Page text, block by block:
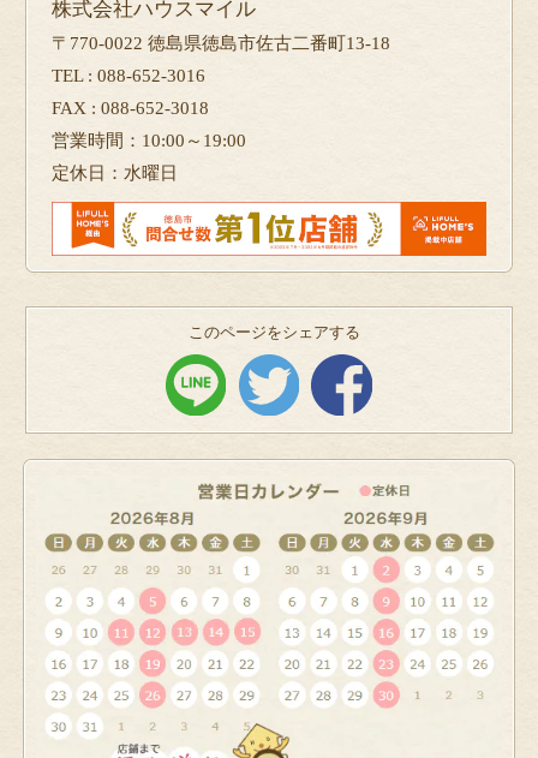
株式会社ハウスマイル
〒770-0022 徳島県徳島市佐古二番町13-18
TEL : 088-652-3016
FAX : 088-652-3018
営業時間：10:00～19:00
定休日：水曜日
このページをシェアする